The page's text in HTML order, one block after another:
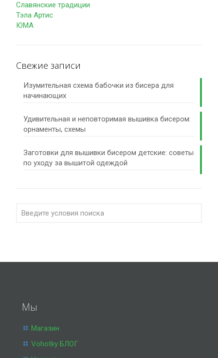
Славянские традиции
Тэла Артис
ЮМА
Свежие записи
Изумительная схема бабочки из бисера для
начинающих
Удивительная и неповторимая вышивка бисером:
орнаменты, схемы
Заготовки для вышивки бисером детские: советы
по уходу за вышитой одеждой
Мы
Магазин
Vohotky БЛОГ